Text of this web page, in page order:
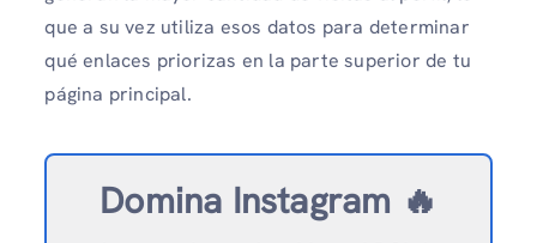
que a su vez utiliza esos datos para determinar
qué enlaces priorizas en la parte superior de tu
página principal.
Domina Instagram 🔥